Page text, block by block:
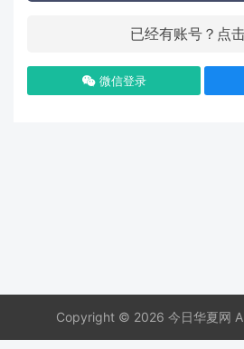
已经有账号？点
微信登录
Copyright © 2026 今日华夏网